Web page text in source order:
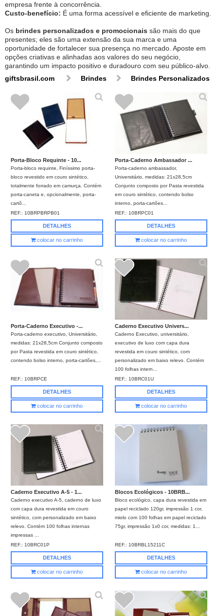
empresa frente à concorrência.
Custo-benefício: É uma forma acessível e eficiente de marketing.
Os brindes personalizados e promocionais são mais do que
presentes; eles são uma extensão da sua marca e uma
oportunidade de fortalecer sua presença no mercado. Aposte em
opções criativas e alinhadas aos valores do seu negócio,
garantindo um impacto positivo e duradouro com seu público-alvo.
giftsbrasil.com
Brindes Brindes Personalizados
Porta-Bloco Requinte - 10...
Porta-bloco requinte, Finíssimo porta-
bloco revestido em couro sintético,
totalmente forrado em camurça. Contém
porta-caneta e, opcionalmente, porta-
cartõ...
REF.: 10BRPBRPB01
DETALHES
colocar no carrinho
Porta-Caderno Ambassador ...
Porta-caderno ambassador,
Universitário, medidas: 21x28,5cm
Conjunto composto por Pasta revestida
em couro sintético, contendo bolso
interno, porta-cartões...
REF.: 10BRPC01
DETALHES
colocar no carrinho
Porta-Caderno Executivo -...
Porta-caderno executivo, Universitário,
medidas: 21x28,5cm Conjunto composto
por Pasta revestida em couro sintético,
contendo bolso interno, porta-cartões,...
REF.: 10BRPCE
DETALHES
colocar no carrinho
Caderno Executivo Univers...
Caderno Executivo, universitário,
executivo de luxo com capa dura
revestida em couro sintético, com
personalizado em baixo relevo. Contém
100 folhas intern...
REF.: 10BRC01U
DETALHES
colocar no carrinho
Caderno Executivo A-5 - 1...
Caderno executivo A-5, caderno de luxo
com capa dura revestida em couro
sintético, com personalizado em baixo
relevo. Contém 100 folhas internas
impressas ...
REF.:10BRC01P
DETALHES
colocar no carrinho
Blocos Ecológicos - 10BRB...
Bloco ecológico, capa dura revestida em
papel reciclado 120gr, impressão 1 cor,
miolo com 100 folhas em papel reciclado
75gr, impressão 1x0 cor, medidas: 1...
REF.:10BRBL15211C
DETALHES
colocar no carrinho